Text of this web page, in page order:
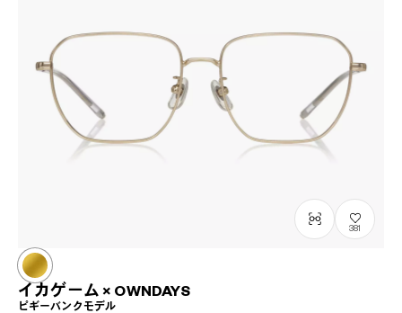
381
イカゲーム × OWNDAYS
ピギーバンクモデル